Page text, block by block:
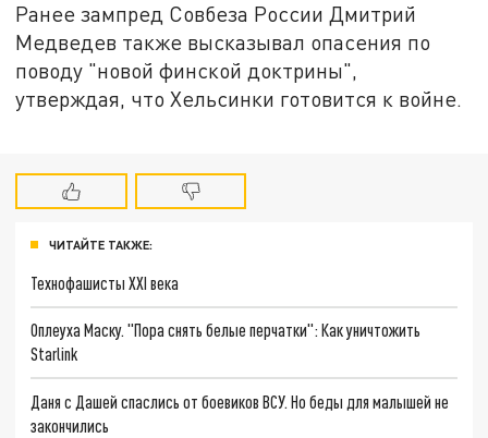
Ранее зампред Совбеза России Дмитрий
Медведев также высказывал опасения по
поводу "новой финской доктрины",
утверждая, что Хельсинки готовится к войне.
ЧИТАЙТЕ ТАКЖЕ:
Технофашисты XXI века
Оплеуха Маску. "Пора снять белые перчатки": Как уничтожить
Starlink
Даня с Дашей спаслись от боевиков ВСУ. Но беды для малышей не
закончились